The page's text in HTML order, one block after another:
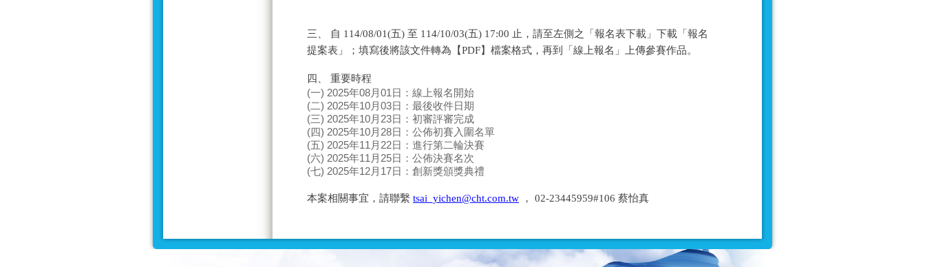
三、 自 114/08/01(五) 至 114/10/03(五) 17:00 止，請至左側之「報名表下載」下載「報名
提案表」；填寫後將該文件轉為【PDF】檔案格式，再到「線上報名」上傳參賽作品。
四、 重要時程
(一) 2025年08月01日：線上報名開始
(二) 2025年10月03日：最後收件日期
(三) 2025年10月23日：初審評審完成
(四) 2025年10月28日：公佈初賽入圍名單
(五) 2025年11月22日：進行第二輪決賽
(六) 2025年11月25日：公佈決賽名次
(七) 2025年12月17日：創新獎頒獎典禮
本案相關事宜，請聯繫 tsai_yichen@cht.com.tw ， 02-23445959#106 蔡怡真